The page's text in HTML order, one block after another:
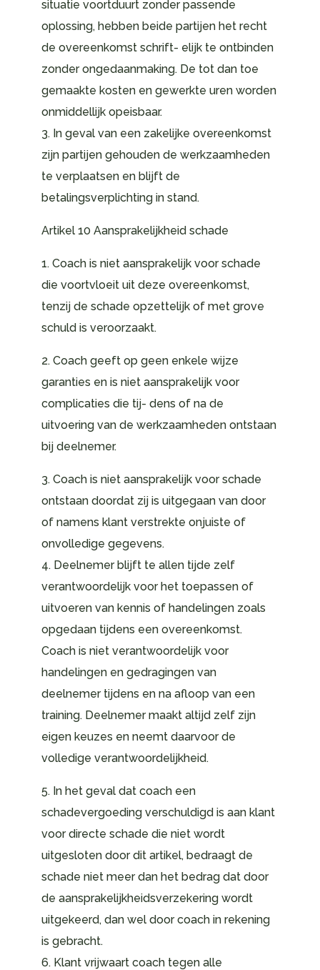
situatie voortduurt zonder passende
oplossing, hebben beide partijen het recht
de overeenkomst schrift- elijk te ontbinden
zonder ongedaanmaking. De tot dan toe
gemaakte kosten en gewerkte uren worden
onmiddellijk opeisbaar.
3. In geval van een zakelijke overeenkomst
zijn partijen gehouden de werkzaamheden
te verplaatsen en blijft de
betalingsverplichting in stand.
Artikel 10 Aansprakelijkheid schade
1. Coach is niet aansprakelijk voor schade
die voortvloeit uit deze overeenkomst,
tenzij de schade opzettelijk of met grove
schuld is veroorzaakt.
2. Coach geeft op geen enkele wijze
garanties en is niet aansprakelijk voor
complicaties die tij- dens of na de
uitvoering van de werkzaamheden ontstaan
bij deelnemer.
3. Coach is niet aansprakelijk voor schade
ontstaan doordat zij is uitgegaan van door
of namens klant verstrekte onjuiste of
onvolledige gegevens.
4. Deelnemer blijft te allen tijde zelf
verantwoordelijk voor het toepassen of
uitvoeren van kennis of handelingen zoals
opgedaan tijdens een overeenkomst.
Coach is niet verantwoordelijk voor
handelingen en gedragingen van
deelnemer tijdens en na afloop van een
training. Deelnemer maakt altijd zelf zijn
eigen keuzes en neemt daarvoor de
volledige verantwoordelijkheid.
5. In het geval dat coach een
schadevergoeding verschuldigd is aan klant
voor directe schade die niet wordt
uitgesloten door dit artikel, bedraagt de
schade niet meer dan het bedrag dat door
de aansprakelijkheidsverzekering wordt
uitgekeerd, dan wel door coach in rekening
is gebracht.
6. Klant vrijwaart coach tegen alle